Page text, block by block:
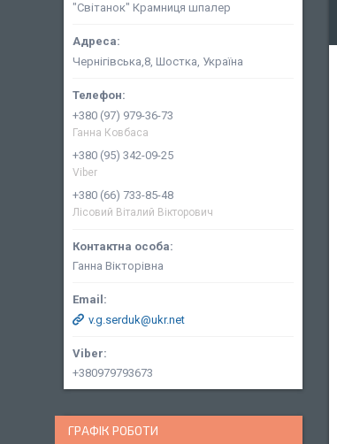
"Світанок" Крамниця шпалер
Чернігівська,8, Шостка, Україна
+380 (97) 979-36-73
Ганна Ковбаса
+380 (95) 342-09-25
Viber
+380 (66) 733-85-48
Лісовий Віталий Вікторович
Ганна Вікторівна
v.g.serduk@ukr.net
+380979793673
ГРАФІК РОБОТИ